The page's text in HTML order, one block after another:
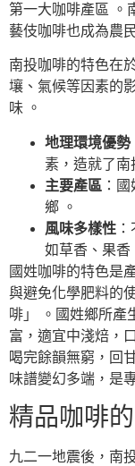
第一大咖啡產區 。
藝伎咖啡也成為農
南投咖啡的特色在
壤、氣候等因素的
味 。
地理環境優勢
素，造就了南
主要產區 ：
鄉 。
風味多樣性
如草香、果香
國姓咖啡的特色是
與避免化學肥料的
啡」 。國姓鄉所產
富，適宜中淺焙，
喝完餘韻無窮，回
味譜變幻多端，是
精品咖啡
九二一地震後，南